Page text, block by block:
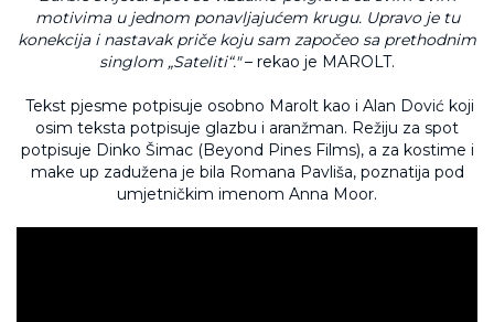
motivima u jednom ponavljajućem krugu. Upravo je tu
konekcija i nastavak priče koju sam započeo sa prethodnim
singlom „Sateliti“."– rekao je MAROLT.
Tekst pjesme potpisuje osobno Marolt kao i Alan Dović koji
osim teksta potpisuje glazbu i aranžman. Režiju za spot
potpisuje Dinko Šimac (Beyond Pines Films), a za kostime i
make up zadužena je bila Romana Pavliša, poznatija pod
umjetničkim imenom Anna Moor.